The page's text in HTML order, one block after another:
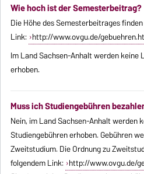
Wie hoch ist der Semesterbeitrag?
Die Höhe des Semesterbeitrages
Link: http://www.ovgu.de/
Im Land Sachsen-Anhalt werden keine
erhoben.
Muss ich Studiengebühren
Nein, im Land Sachsen-Anhalt werden
Studiengebühren erhoben. Gebühren
Zweitstudium. Die Ordnung zu
folgendem Link: http://www.ovgu.de/